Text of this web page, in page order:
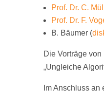
Prof. Dr. C.
Prof. Dr. F.
B. Bäumer (
Die Vorträge
„Ungleiche
Im Anschluss